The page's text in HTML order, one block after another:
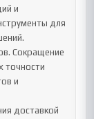
и
для
Сокращение
точности
и
доставкой